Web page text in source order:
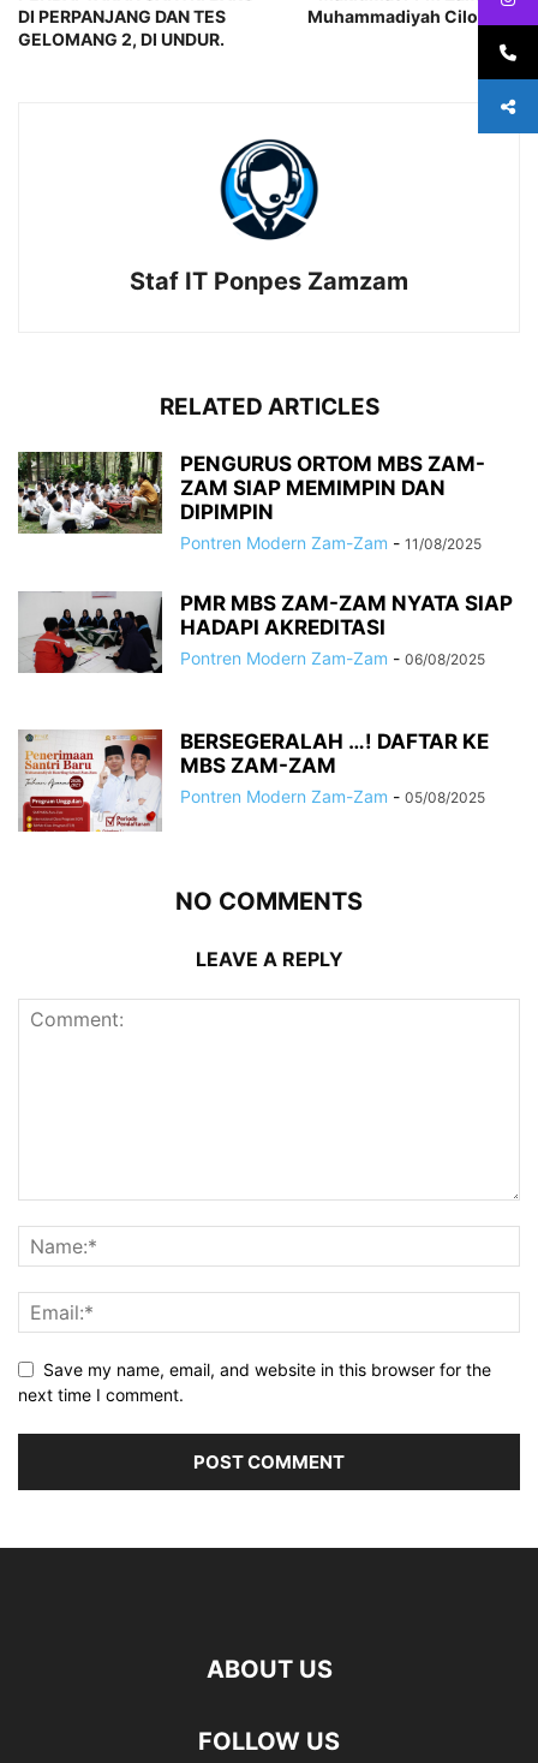
DI PERPANJANG DAN TES
GELOMANG 2, DI UNDUR.
Muhammadiyah Cilongok
Staf IT Ponpes Zamzam
RELATED ARTICLES
PENGURUS ORTOM MBS ZAM-
ZAM SIAP MEMIMPIN DAN
DIPIMPIN
Pontren Modern Zam-Zam - 11/08/2025
PMR MBS ZAM-ZAM NYATA SIAP
HADAPI AKREDITASI
Pontren Modern Zam-Zam - 06/08/2025
BERSEGERALAH …! DAFTAR KE
MBS ZAM-ZAM
Pontren Modern Zam-Zam - 05/08/2025
NO COMMENTS
LEAVE A REPLY
Save my name, email, and website in this browser for the
next time I comment.
ABOUT US
FOLLOW US